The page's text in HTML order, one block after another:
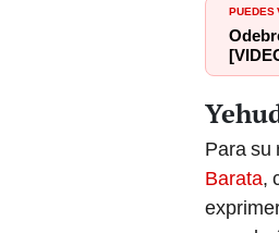
PUEDES
Para su
Barata,